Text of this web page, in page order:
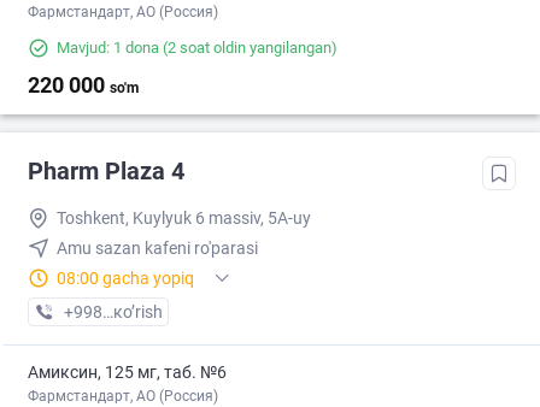
Фармстандарт, АО (Россия)
Mavjud: 1 dona (2 soat oldin yangilangan)
220 000 so'm
Pharm Plaza 4
Toshkent, Kuylyuk 6 massiv, 5A-uy
Amu sazan kafeni ro'parasi
08:00 gacha yopiq
+998 (95) XXX-XX-XX
кo’rish
Амиксин, 125 мг, таб. №6
Фармстандарт, АО (Россия)